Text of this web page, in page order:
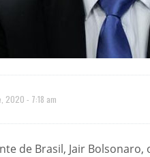
2020 - 7:18 am
de Brasil, Jair